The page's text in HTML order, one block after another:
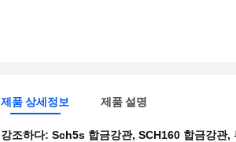
제품 상세정보 제품 설명
강조하다: Sch5s 합금강관, SCH160 합금강관,